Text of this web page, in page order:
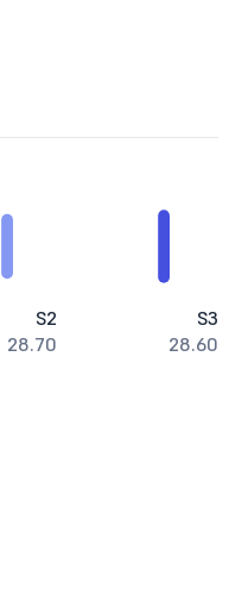
S2
28.70
S3
28.60